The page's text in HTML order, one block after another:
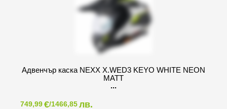
Адвенчър каска NEXX X.WED3 KEYO WHITE NEON
MATT
749,99€/1466,85лв.